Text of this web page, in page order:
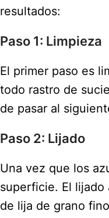
resultados:
Paso 1: Limpieza
El primer paso es
todo rastro de
de pasar al
Paso 2: Lijado
Una vez que los
superficie. El lijado
de lija de grano